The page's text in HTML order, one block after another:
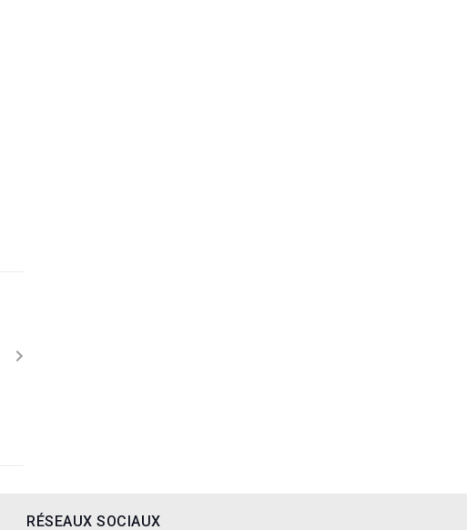
RÉSEAUX SOCIAUX